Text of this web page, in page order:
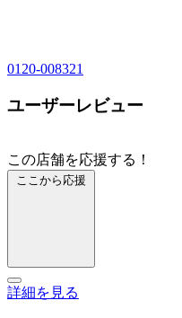
0120-008321
ユーザーレビュー
この店舗を応援する！
ここから応援
詳細を見る